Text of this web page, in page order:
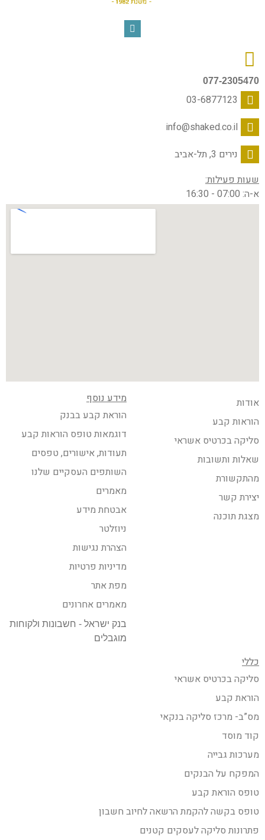
077-2305470
03-6877123
info@shaked.co.il
נירים 3, תל-אביב
שעות פעילות:
א-ה: 07:00 - 16:30
אודות
הוראות קבע
סליקה בכרטיס אשראי
שאלות ותשובות
מהתקשורת
יצירת קשר
מצגת תוכנה
מידע נוסף
הוראת קבע בבנק
דוגמאות טופס הוראות קבע
תעודות, אישורים, טפסים
השותפים העסקיים שלנו
מאמרים
אבטחת מידע
ניוזלטר
הצהרת נגישות
מדיניות פרטיות
מפת אתר
מאמרים אחרונים
בנק ישראל - חשבונות ולקוחות
מוגבלים
כללי
סליקה בכרטיס אשראי
הוראת קבע
מס”ב- מרכז סליקה בנקאי
קוד מוסד
מערכות גבייה
המפקח על הבנקים
טופס הוראת קבע
טופס בקשה להקמת הרשאה לחיוב חשבון
פתרונות סליקה לעסקים קטנים